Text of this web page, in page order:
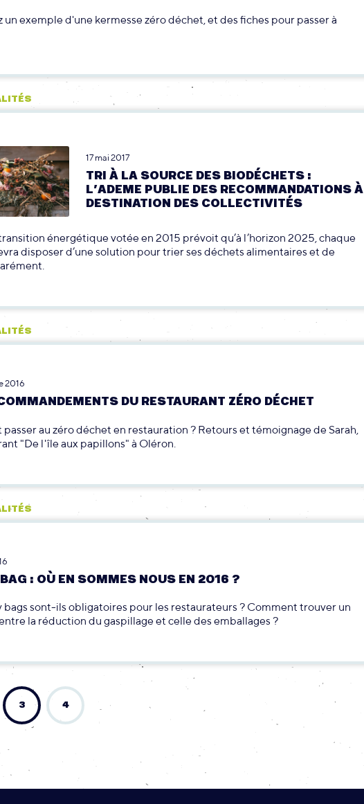
un exemple d'une kermesse zéro déchet, et des fiches pour passer à
17 mai 2017
TRI À LA SOURCE DES BIODÉCHETS :
L’ADEME PUBLIE DES RECOMMANDATIONS À
DESTINATION DES COLLECTIVITÉS
énergétique votée en 2015 prévoit qu’à l’horizon 2025, chaque
disposer d’une solution pour trier ses déchets alimentaires et de
2016
DU RESTAURANT ZÉRO DÉCHET
au zéro déchet en restauration ? Retours et témoignage de Sarah,
"De l'île aux papillons" à Oléron.
: OÙ EN SOMMES NOUS EN 2016 ?
bags sont-ils obligatoires pour les restaurateurs ? Comment trouver un
la réduction du gaspillage et celle des emballages ?
3 4